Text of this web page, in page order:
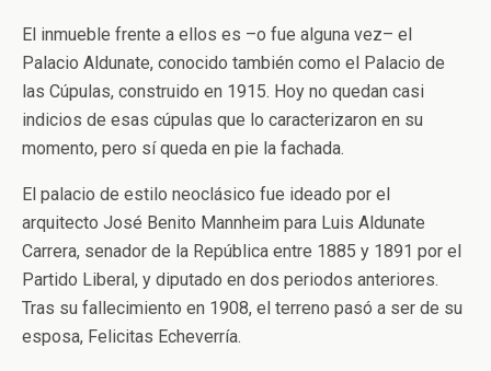
El inmueble frente a ellos es –o fue alguna vez– el
Palacio Aldunate, conocido también como el Palacio de
las Cúpulas, construido en 1915. Hoy no quedan casi
indicios de esas cúpulas que lo caracterizaron en su
momento, pero sí queda en pie la fachada.
El palacio de estilo neoclásico fue ideado por el
arquitecto José Benito Mannheim para Luis Aldunate
Carrera, senador de la República entre 1885 y 1891 por el
Partido Liberal, y diputado en dos periodos anteriores.
Tras su fallecimiento en 1908, el terreno pasó a ser de su
esposa, Felicitas Echeverría.